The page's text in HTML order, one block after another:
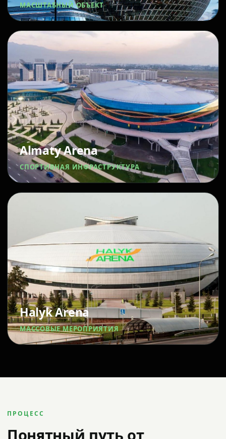
МАСШТАБНЫЙ ОБЪЕКТ
Almaty Arena
СПОРТИВНАЯ ИНФРАСТРУКТУРА
Halyk Arena
МАССОВЫЕ МЕРОПРИЯТИЯ
ПРОЦЕСС
Понятный путь от